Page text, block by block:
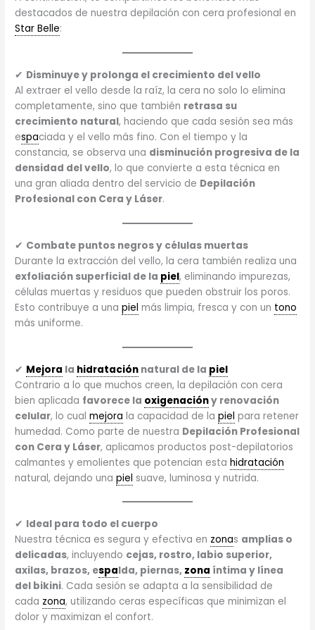
destacados de nuestra depilación con cera profesional en
Star Belle:
✔ Disminuye y prolonga el crecimiento del vello
Al extraer el vello desde la raíz, la cera no solo lo elimina
completamente, sino que también retrasa su
crecimiento natural, haciendo que cada sesión sea más
espaciada y el vello más fino. Con el tiempo y la
constancia, se observa una disminución progresiva de la
densidad del vello, lo que convierte a esta técnica en
una gran aliada dentro del servicio de Depilación
Profesional con Cera y Láser.
✔ Combate puntos negros y células muertas
Durante la extracción del vello, la cera también realiza una
exfoliación superficial de la piel, eliminando impurezas,
células muertas y residuos que pueden obstruir los poros.
Esto contribuye a unapiel más limpia, fresca y con un tono
más uniforme.
✔ Mejora la hidratación natural de la piel
Contrario a lo que muchos creen, la depilación con cera
bien aplicada favorece la oxigenacióny renovación
celular, lo cualmejora la capacidad de lapiel para retener
humedad. Como parte de nuestra Depilación Profesional
con Cera y Láser, aplicamos productos post-depilatorios
calmantes y emolientes que potencian estahidratación
natural, dejando unapiel suave, luminosa y nutrida.
✔ Ideal para todo el cuerpo
Nuestra técnica es segura y efectiva en zonas amplias o
delicadas, incluyendo cejas, rostro, labio superior,
axilas, brazos, espalda, piernas, zona íntima y línea
del bikini. Cada sesión se adapta a la sensibilidad de
cada zona, utilizando ceras específicas que minimizan el
dolor y maximizan el confort.